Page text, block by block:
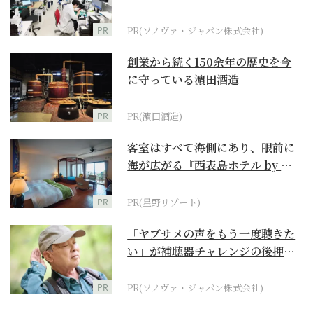
PR PR(ソノヴァ・ジャパン株式会社)
PR
創業から続く150余年の歴史を今
に守っている濵田酒造
PR(濵田酒造)
PR
客室はすべて海側にあり、眼前に
海が広がる『西表島ホテル by 星
PR(星野リゾート)
PR
「ヤブサメの声をもう一度聴きた
い」が補聴器チャレンジの後押し
PR(ソノヴァ・ジャパン株式会社)